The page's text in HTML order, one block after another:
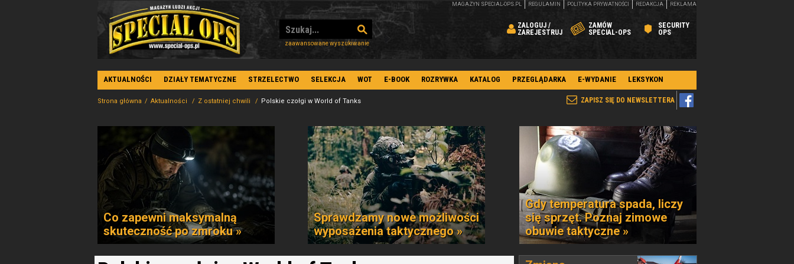
zaawansowane wyszukiwanie
ZALOGUJ /
ZAREJESTRUJ
ZAMÓW
SPECIAL-OPS
SECURITY
OPS
MAGAZYN SPECIAL-OPS.PL REGULAMIN POLITYKA PRYWATNOŚCI REDAKCJA REKLAMA
AKTUALNOŚCI DZIAŁY TEMATYCZNE STRZELECTWO SELEKCJA WOT E-BOOK ROZRYWKA KATALOG PRZEGLĄDARKA E-WYDANIE LEKSYKON
ZAPISZ SIĘ DO NEWSLETTERA
Strona główna Aktualności Z ostatniej chwili Polskie czołgi w World of Tanks
Co zapewni maksymalną
skuteczność po zmroku »
Sprawdzamy nowe możliwości
wyposażenia taktycznego »
Gdy temperatura spada, liczy
się sprzęt. Poznaj zimowe
obuwie taktyczne »